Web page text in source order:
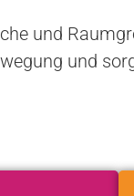
und
und